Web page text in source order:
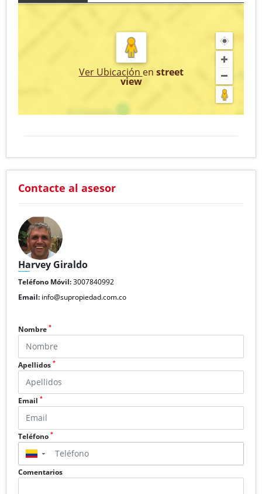
Ver Ubicación en street
view
Contacte al asesor
Harvey Giraldo
Teléfono Móvil:3007840992
Email: info@supropiedad.com.co
Nombre *
Apellidos *
Email *
Teléfono *
▼
Comentarios